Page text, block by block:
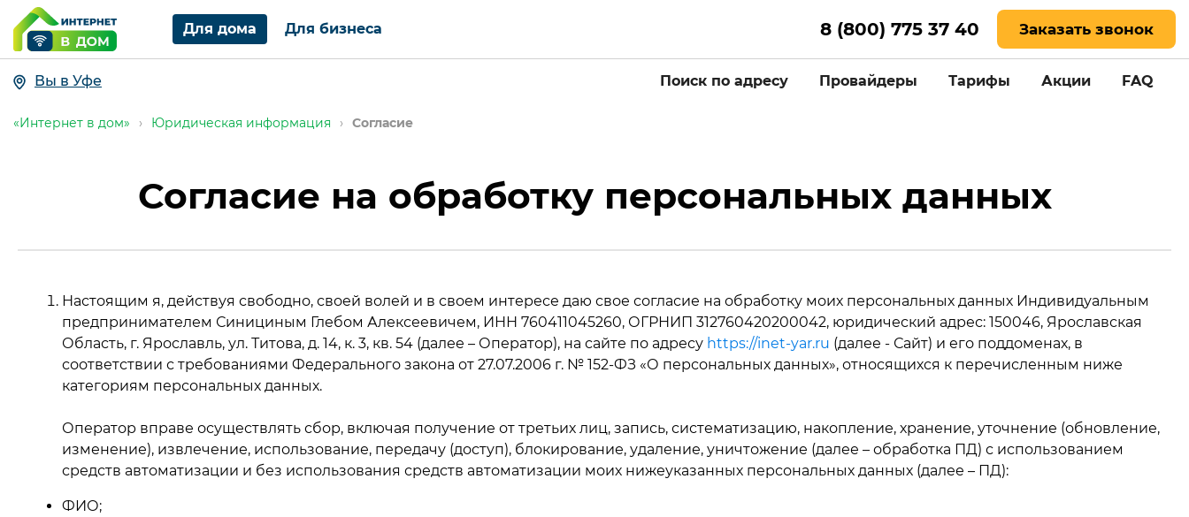
Для дома Для бизнеса 8 (800) 775 37 40 Заказать звонок
Вы в Уфе Поиск по адресу Провайдеры Тарифы Акции FAQ
«Интернет в дом» › Юридическая информация › Согласие
Согласие на обработку персональных данных
партнёр
в
Уфе
Настоящим я, действуя свободно, своей волей и в своем интересе даю свое согласие на обработку моих персональных данных Индивидуальным
предпринимателем Синициным Глебом Алексеевичем, ИНН 760411045260, ОГРНИП 312760420200042, юридический адрес: 150046, Ярославская
Область, г. Ярославль, ул. Титова, д. 14, к. 3, кв. 54 (далее – Оператор), на сайте по адресу https://inet-yar.ru (далее - Сайт) и его поддоменах, в
соответствии с требованиями Федерального закона от 27.07.2006 г. № 152-ФЗ «О персональных данных», относящихся к перечисленным ниже
категориям персональных данных.
Оператор вправе осуществлять сбор, включая получение от третьих лиц, запись, систематизацию, накопление, хранение, уточнение (обновление,
изменение), извлечение, использование, передачу (доступ), блокирование, удаление, уничтожение (далее – обработка ПД) с использованием
средств автоматизации и без использования средств автоматизации моих нижеуказанных персональных данных (далее – ПД):
ФИО;